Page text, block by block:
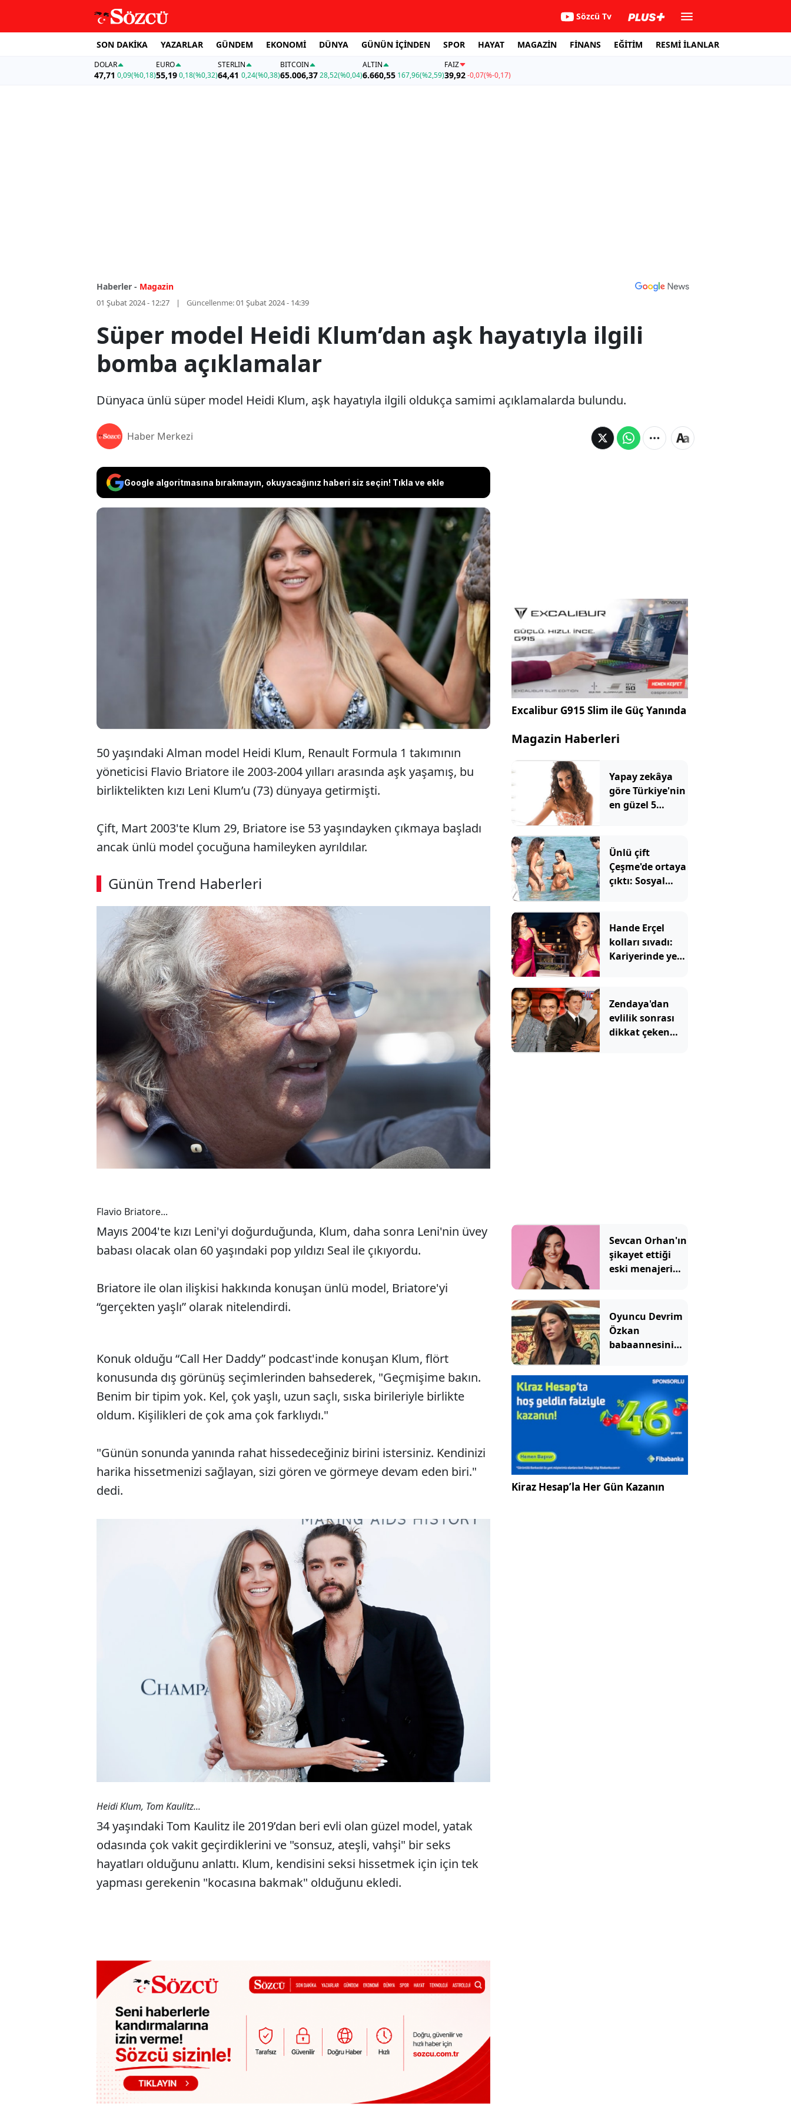
Sözcü Tv
SON DAKİKA YAZARLAR GÜNDEM EKONOMİ DÜNYA GÜNÜN İÇİNDEN SPOR HAYAT MAGAZİN FİNANS EĞİTİM RESMİ İLANLAR
DOLAR
47,71 0,09(%0,18)
EURO
55,19 0,18(%0,32)
STERLIN
64,41 0,24(%0,38)
BITCOIN
65.006,3728,52(%0,04)
ALTIN
6.660,55 167,96(%2,59)
FAİZ
39,92-0,07(%-0,17)
Haberler - Magazin
01 Şubat 2024 - 12:27 Güncellenme:01 Şubat 2024 - 14:39
Süper model Heidi Klum’dan aşk hayatıyla ilgili
bomba açıklamalar
Dünyaca ünlü süper model Heidi Klum, aşk hayatıyla ilgili oldukça samimi açıklamalarda bulundu.
Haber Merkezi
Google algoritmasına bırakmayın, okuyacağınız haberi siz seçin! Tıkla ve ekle
Dünyaca ünlü süper model Heidi Klum, aşk
hayatıyla ilgili oldukça samimi açıklamalarda
bulundu.
50 yaşındaki Alman model Heidi Klum, Renault Formula 1 takımının
yöneticisi Flavio Briatore ile 2003-2004 yılları arasında aşk yaşamış, bu
birliktelikten kızı Leni Klum’u (73) dünyaya getirmişti.
Çift, Mart 2003'te Klum 29, Briatore ise 53 yaşındayken çıkmaya başladı
ancak ünlü model çocuğuna hamileyken ayrıldılar.
Günün Trend Haberleri
Flavio Briatore...
Mayıs 2004'te kızı Leni'yi doğurduğunda, Klum, daha sonra Leni'nin üvey
babası olacak olan 60 yaşındaki pop yıldızı Seal ile çıkıyordu.
Briatore ile olan ilişkisi hakkında konuşan ünlü model, Briatore'yi
“gerçekten yaşlı” olarak nitelendirdi.
Konuk olduğu “Call Her Daddy” podcast'inde konuşan Klum, flört
konusunda dış görünüş seçimlerinden bahsederek, "Geçmişime bakın.
Benim bir tipim yok. Kel, çok yaşlı, uzun saçlı, sıska birileriyle birlikte
oldum. Kişilikleri de çok ama çok farklıydı."
"Günün sonunda yanında rahat hissedeceğiniz birini istersiniz. Kendinizi
harika hissetmenizi sağlayan, sizi gören ve görmeye devam eden biri."
dedi.
Heidi Klum, Tom Kaulitz...
34 yaşındaki Tom Kaulitz ile 2019’dan beri evli olan güzel model, yatak
odasında çok vakit geçirdiklerini ve "sonsuz, ateşli, vahşi" bir seks
hayatları olduğunu anlattı. Klum, kendisini seksi hissetmek için için tek
yapması gerekenin "kocasına bakmak" olduğunu ekledi.
Excalibur G915 Slim ile Güç Yanında
Magazin Haberleri
Yapay zekâya
göre Türkiye'nin
en güzel 5
Ünlü çift
Çeşme'de ortaya
çıktı: Sosyal
konuşuyor
Hande Erçel
kolları sıvadı:
Kariyerinde yeni
Zendaya'dan
evlilik sonrası
dikkat çeken
Sevcan Orhan'ın
şikayet ettiği
eski menajeri
Oyuncu Devrim
Özkan
babaannesini
Kiraz Hesap’la Her Gün Kazanın